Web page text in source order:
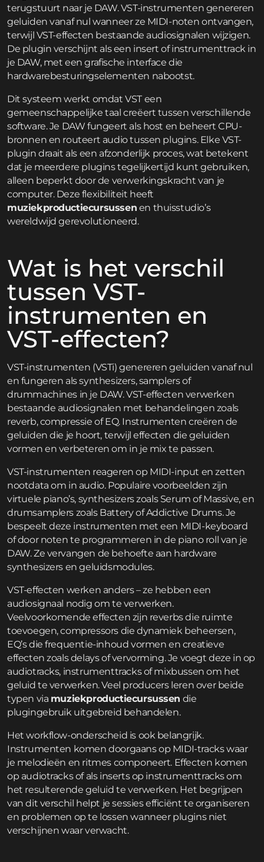
terugstuurt naar je DAW. VST-instrumenten genereren
geluiden vanaf nul wanneer ze MIDI-noten ontvangen,
terwijl VST-effecten bestaande audiosignalen wijzigen.
De plugin verschijnt als een insert of instrumenttrack in
je DAW, met een grafische interface die
hardwarebesturingselementen nabootst.
Dit systeem werkt omdat VST een
gemeenschappelijke taal creëert tussen verschillende
software. Je DAW fungeert als host en beheert CPU-
bronnen en routeert audio tussen plugins. Elke VST-
plugin draait als een afzonderlijk proces, wat betekent
dat je meerdere plugins tegelijkertijd kunt gebruiken,
alleen beperkt door de verwerkingskracht van je
computer. Deze flexibiliteit heeft
muziekproductiecursussen en thuisstudio’s
wereldwijd gerevolutioneerd.
Wat is het verschil
tussen VST-
instrumenten en
VST-effecten?
VST-instrumenten (VSTi) genereren geluiden vanaf nul
en fungeren als synthesizers, samplers of
drummachines in je DAW. VST-effecten verwerken
bestaande audiosignalen met behandelingen zoals
reverb, compressie of EQ. Instrumenten creëren de
geluiden die je hoort, terwijl effecten die geluiden
vormen en verbeteren om in je mix te passen.
VST-instrumenten reageren op MIDI-input en zetten
nootdata om in audio. Populaire voorbeelden zijn
virtuele piano’s, synthesizers zoals Serum of Massive, en
drumsamplers zoals Battery of Addictive Drums. Je
bespeelt deze instrumenten met een MIDI-keyboard
of door noten te programmeren in de piano roll van je
DAW. Ze vervangen de behoefte aan hardware
synthesizers en geluidsmodules.
VST-effecten werken anders – ze hebben een
audiosignaal nodig om te verwerken.
Veelvoorkomende effecten zijn reverbs die ruimte
toevoegen, compressors die dynamiek beheersen,
EQ’s die frequentie-inhoud vormen en creatieve
effecten zoals delays of vervorming. Je voegt deze in op
audiotracks, instrumenttracks of mixbussen om het
geluid te verwerken. Veel producers leren over beide
typen via muziekproductiecursussen die
plugingebruik uitgebreid behandelen.
Het workflow-onderscheid is ook belangrijk.
Instrumenten komen doorgaans op MIDI-tracks waar
je melodieën en ritmes componeert. Effecten komen
op audiotracks of als inserts op instrumenttracks om
het resulterende geluid te verwerken. Het begrijpen
van dit verschil helpt je sessies efficiënt te organiseren
en problemen op te lossen wanneer plugins niet
verschijnen waar verwacht.